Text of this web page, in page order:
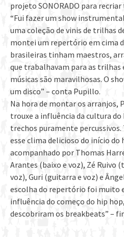
projeto SONORADO para
“Fui fazer um show
uma coleção de vinis de trilhas
montei um repertório em cima
brasileiras tinham maestros,
que trabalhavam para as trilhas
músicas são maravilhosas. O
um disco” – conta Pupillo.
Na hora de montar os arranjos,
trouxe a influência da cultura
trechos puramente percussivos.
esse clima delicioso do início do
acompanhado por Thomas
Arantes (baixo e voz), Zé Ruivo
voz), Guri (guitarra e voz) e
escolha do repertório foi muito
influência do começo do hip
descobriram os breakbeats” –